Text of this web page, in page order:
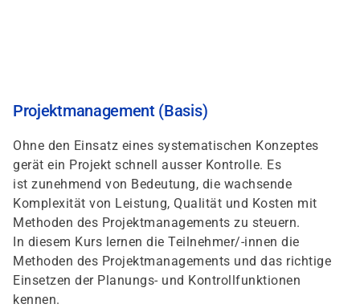
Projektmanagement (Basis)
Ohne den Einsatz eines systematischen Konzeptes
gerät ein Projekt schnell ausser Kontrolle. Es
ist zunehmend von Bedeutung, die wachsende
Komplexität von Leistung, Qualität und Kosten mit
Methoden des Projektmanagements zu steuern.
In diesem Kurs lernen die Teilnehmer/-innen die
Methoden des Projektmanagements und das richtige
Einsetzen der Planungs- und Kontrollfunktionen
kennen.